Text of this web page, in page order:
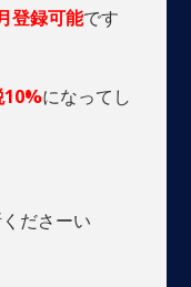
登録可能です
10%になってし
ださーい